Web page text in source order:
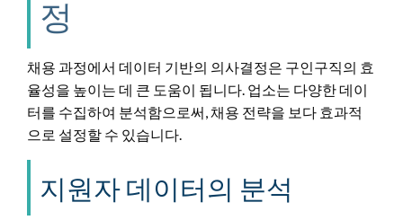
정
채용 과정에서 데이터 기반의 의사결정은 구인구직의 효
율성을 높이는 데 큰 도움이 됩니다. 업소는 다양한 데이
터를 수집하여 분석함으로써, 채용 전략을 보다 효과적
으로 설정할 수 있습니다.
지원자 데이터의 분석